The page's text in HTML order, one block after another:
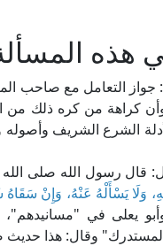
هذه
التعامل مع صاحب
كراهة من كره ذلك من
الشرع الشريف
قال رسول الله صلى
وَلَا يَسْأَلْهُ عَنْهُ، وَإِنْ
يعلى في
وقال: هذا حديث